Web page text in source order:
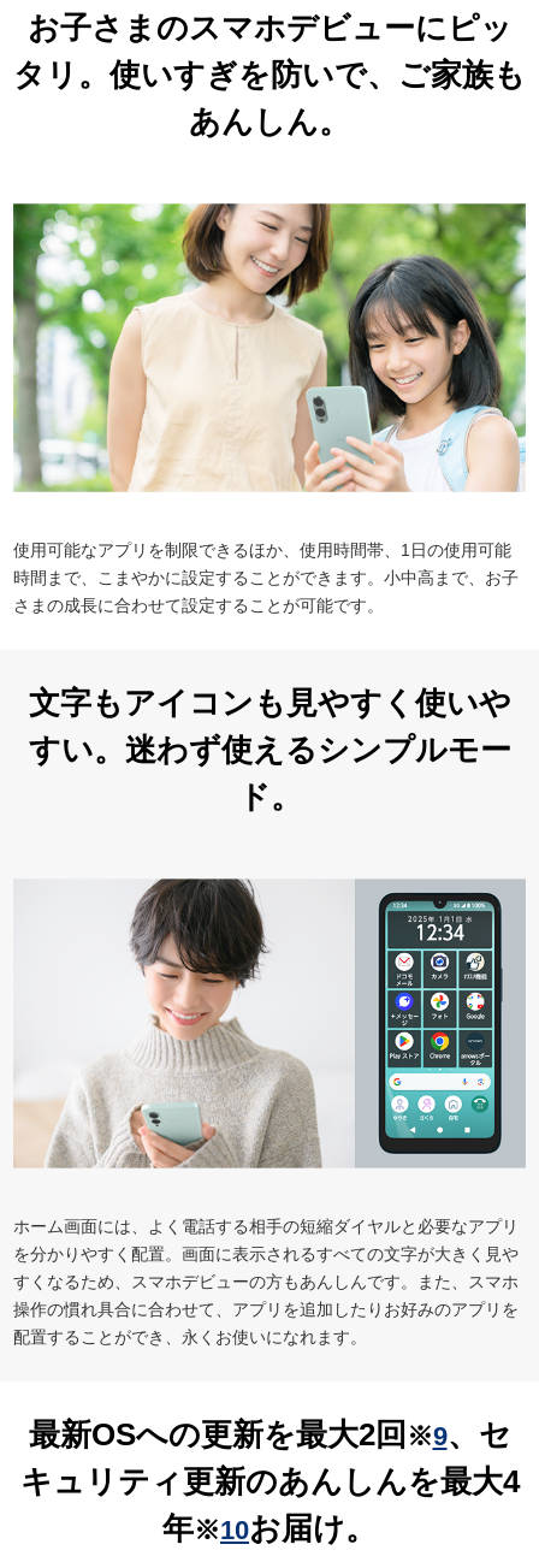
お子さまのスマホデビューにピッ
タリ。使いすぎを防いで、ご家族も
あんしん。
使用可能なアプリを制限できるほか、使用時間帯、1日の使用可能
時間まで、こまやかに設定することができます。小中高まで、お子
さまの成長に合わせて設定することが可能です。
文字もアイコンも見やすく使いや
すい。迷わず使えるシンプルモー
ド。
ホーム画面には、よく電話する相手の短縮ダイヤルと必要なアプリ
を分かりやすく配置。画面に表示されるすべての文字が大きく見や
すくなるため、スマホデビューの方もあんしんです。また、スマホ
操作の慣れ具合に合わせて、アプリを追加したりお好みのアプリを
配置することができ、永くお使いになれます。
最新OSへの更新を最大2回 ※9、セ
キュリティ更新のあんしんを最大4
年※10お届け。